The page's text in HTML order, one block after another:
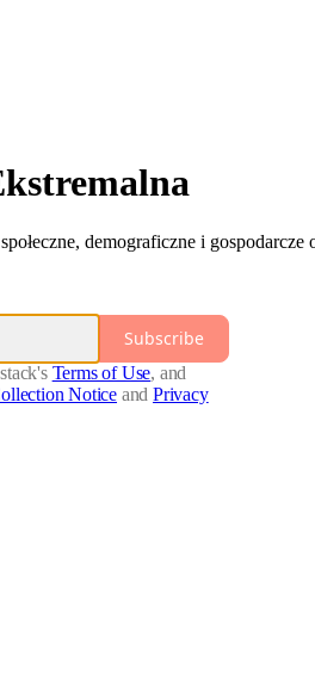
demograficzne i
Subscribe
Terms of Use, and
Notice and Privacy